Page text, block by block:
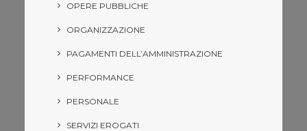
OPERE PUBBLICHE
ORGANIZZAZIONE
PAGAMENTI DELL’AMMINISTRAZIONE
PERFORMANCE
PERSONALE
SERVIZI EROGATI